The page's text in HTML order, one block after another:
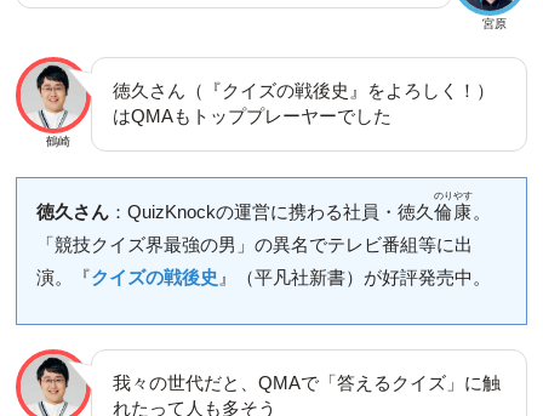
宮原
鶴崎
徳久さん（『クイズの戦後史』をよろしく！）
はQMAもトッププレーヤーでした
徳久さん：QuizKnockの運営に携わる社員・徳久 倫康
のりやす
。
「競技クイズ界最強の男」の異名でテレビ番組等に出
演。『クイズの戦後史 』（平凡社新書）が好評発売中。
我々の世代だと、QMAで「答えるクイズ」に触
れたって人も多そう